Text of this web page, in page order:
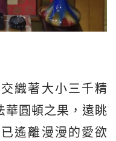
織著大小三千精
華圓頓之果，遠眺
遙離漫漫的愛欲